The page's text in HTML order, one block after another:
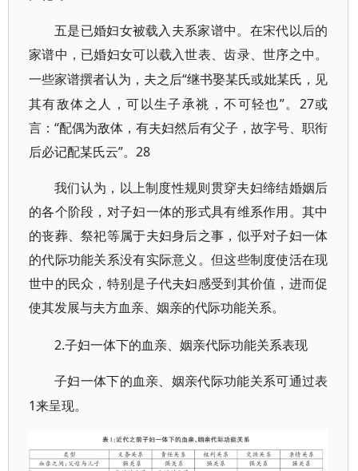
五是已婚妇女被载入夫系家谱中。在宋代以后的
家谱中，已婚妇女可以载入世表、齿录、世序之中。
一些家谱撰者认为，夫之后“继书娶某氏或妣某氏，见
其有敌体之人，可以生子承祧，不可轻也”。27或
言：“配偶为敌体，有夫妇然后有父子，故字号、职衔
后必记配某氏云”。28
我们认为，以上制度性规则贯穿夫妇缔结婚姻后
的各个阶段，对子妇一体的形式具有维系作用。其中
的丧葬、祭祀等属于夫妇身后之事，似乎对子妇一体
的代际功能关系没有实际意义。但这些制度使活在现
世中的民众，特别是子代夫妇感受到其价值，进而促
使其发展与夫方血亲、姻亲的代际功能关系。
2.子妇一体下的血亲、姻亲代际功能关系表现
子妇一体下的血亲、姻亲代际功能关系可通过表
1来呈现。